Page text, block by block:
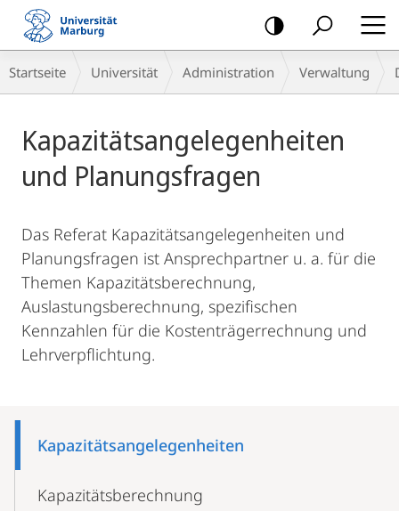
Mobile-
Navigation
Breadcrumb-
Navigation
Startseite Universität Administration Verwaltung
Kapazitätsangelegenheiten
und Planungsfragen
Das Referat Kapazitätsangelegenheiten und
Planungsfragen ist Ansprechpartner u. a. für die
Themen Kapazitätsberechnung,
Auslastungsberechnung, spezifischen
Kennzahlen für die Kostenträgerrechnung und
Lehrverpflichtung.
NavigationKapazitäts­angelegenheiten
Kapazitätsberechnung